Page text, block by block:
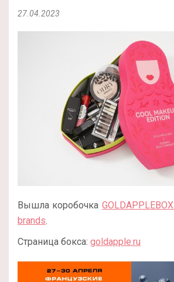
27.04.2023
Вышла коробочка
brands.
Страница бокса: goldapple.ru